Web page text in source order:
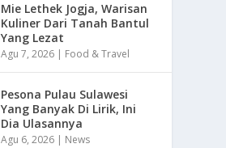
Mie Lethek Jogja, Warisan
Kuliner Dari Tanah Bantul
Yang Lezat
Agu 7, 2026 | Food & Travel
Pesona Pulau Sulawesi
Yang Banyak Di Lirik, Ini
Dia Ulasannya
Agu 6, 2026 | News